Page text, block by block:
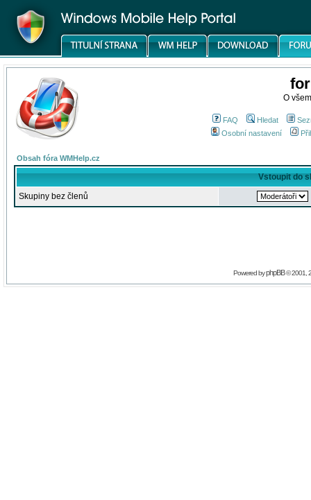
O
FAQ Hledat
Osobní nastavení
Obsah fóra WMHelp.cz
Vstoupit do
Skupiny bez členů
Powered byphpBB© 2001,